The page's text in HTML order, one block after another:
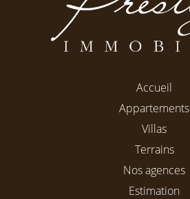
Accueil
Appartements
Villas
Terrains
Nos agences
Estimation